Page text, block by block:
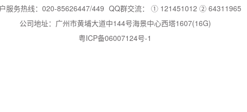
服务热线：020-85626447/449 QQ群交流： ① 121451012 ② 64311965
公司地址：广州市黄埔大道中144号海景中心西塔1607(16G)
粤ICP备06007124号-1